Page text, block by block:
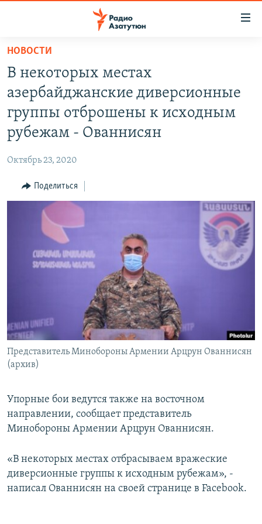
Перейти
основному
содержанию
Перейти
основной
Перейти
поиску
НОВОСТИ
ПОЛИТИКА
ОБЩЕСТВО
РЕГИОН
НАГОРНЫЙ КАРАБАХ
КУЛЬТУРА
СПОРТ
АРХИВ
Русский
Все сайты Радио Азатутюн
НОВОСТИ
В некоторых местах
азербайджанские диверсионные
группы отброшены к исходным
рубежам - Ованнисян
Октябрь 23, 2020
Поделиться
Представитель Минобороны Армении Арцрун Ованнисян
(архив)
Упорные бои ведутся также на восточном
направлении, сообщает представитель
Минобороны Армении Арцрун Ованнисян.
«В некоторых местах отбрасываем вражеские
диверсионные группы к исходным рубежам», -
написал Ованнисян на своей странице в Facebook.